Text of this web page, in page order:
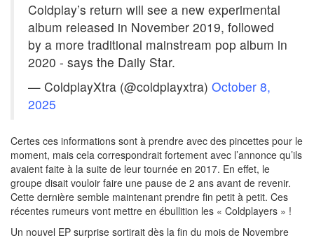
Coldplay’s return will see a new experimental
album released in November 2019, followed
by a more traditional mainstream pop album in
2020 - says the Daily Star.
— ColdplayXtra (@coldplayxtra) October 8,
2025
Certes ces informations sont à prendre avec des pincettes pour le
moment, mais cela correspondrait fortement avec l’annonce qu’ils
avaient faite à la suite de leur tournée en 2017. En effet, le
groupe disait vouloir faire une pause de 2 ans avant de revenir.
Cette dernière semble maintenant prendre fin petit à petit. Ces
récentes rumeurs vont mettre en ébullition les « Coldplayers » !
Un nouvel EP surprise sortirait dès la fin du mois de Novembre